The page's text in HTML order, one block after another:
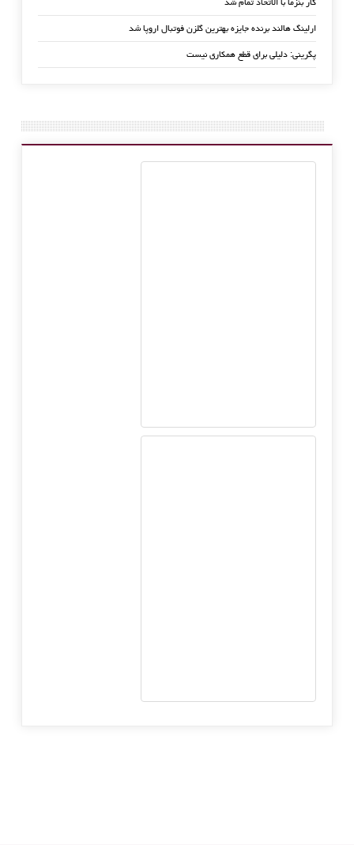
کار بنزما با الاتحاد تمام شد
ارلینگ هالند برنده جایزه بهترین گلزن فوتبال اروپا شد
پگرینی: دلیلی برای قطع همکاری نیست